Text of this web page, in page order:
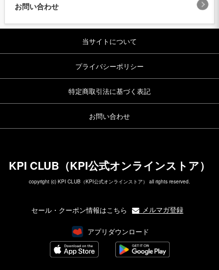
お問い合わせ
当サイトについて
プライバシーポリシー
特定商取引法に基づく表記
お問い合わせ
KPI CLUB（KPI公式オンラインストア）
copyright (c) KPI CLUB（KPI公式オンラインストア） all rights reserved.
セール・クーポン情報はこちら メルマガ登録
アプリダウンロード